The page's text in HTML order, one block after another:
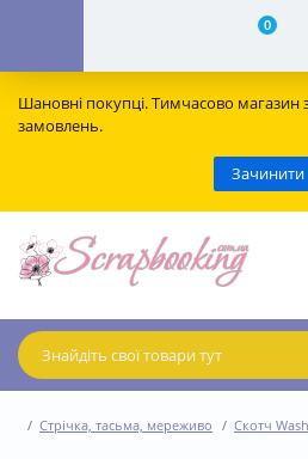
0
Шановні покупці. Тимчасово
замовлень.
Зачинити
Стрічка, тасьма, мереживо Скотч